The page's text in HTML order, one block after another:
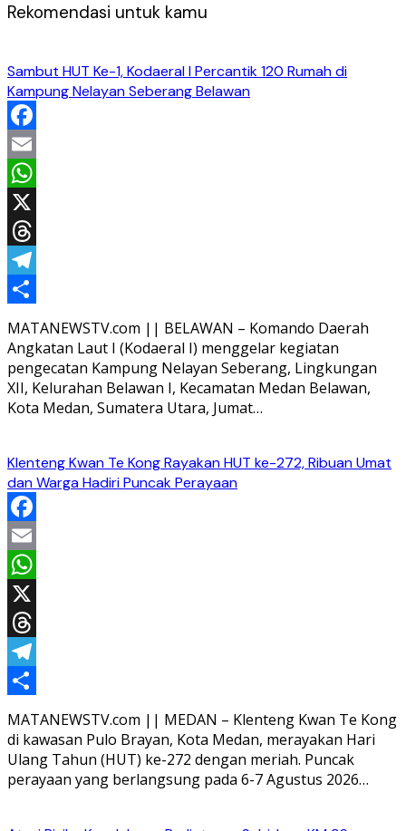
Rekomendasi untuk kamu
Sambut HUT Ke-1, Kodaeral I Percantik 120 Rumah di
Kampung Nelayan Seberang Belawan
Facebook
Email
WhatsApp
X
Threads
Telegram
Share
MATANEWSTV.com || BELAWAN – Komando Daerah
Angkatan Laut I (Kodaeral I) menggelar kegiatan
pengecatan Kampung Nelayan Seberang, Lingkungan
XII, Kelurahan Belawan I, Kecamatan Medan Belawan,
Kota Medan, Sumatera Utara, Jumat…
Klenteng Kwan Te Kong Rayakan HUT ke-272, Ribuan Umat
dan Warga Hadiri Puncak Perayaan
Facebook
Email
WhatsApp
X
Threads
Telegram
Share
MATANEWSTV.com || MEDAN – Klenteng Kwan Te Kong
di kawasan Pulo Brayan, Kota Medan, merayakan Hari
Ulang Tahun (HUT) ke-272 dengan meriah. Puncak
perayaan yang berlangsung pada 6-7 Agustus 2026…